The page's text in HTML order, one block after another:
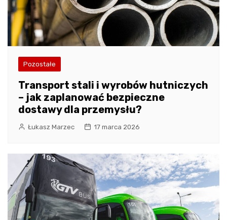
Pozostałe
Transport stali i wyrobów hutniczych
– jak zaplanować bezpieczne
dostawy dla przemysłu?
Łukasz Marzec 17 marca 2026